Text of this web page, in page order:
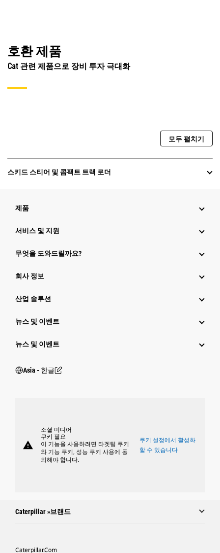
호환 제품
Cat 관련 제품으로 장비 투자 극대화
모두 펼치기
스키드 스티어 및 콤팩트 트랙 로더
제품
서비스 및 지원
무엇을 도와드릴까요?
회사 정보
산업 솔루션
뉴스 및 이벤트
뉴스 및 이벤트
Asia - 한글
warning
소셜 미디어
쿠키 필요
이 기능을 사용하려면 타겟팅 쿠키
와 기능 쿠키, 성능 쿠키 사용에 동
의해야 합니다.
쿠키 설정에서 활성화
할 수 있습니다
Caterpillar »브랜드
Caterpillar.com